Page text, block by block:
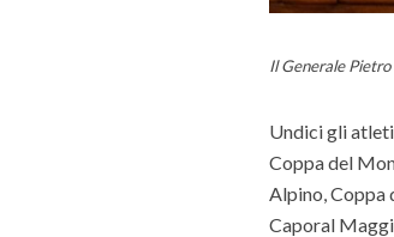
Il Generale
Undici gli
Coppa del
Alpino, Coppa
Caporal